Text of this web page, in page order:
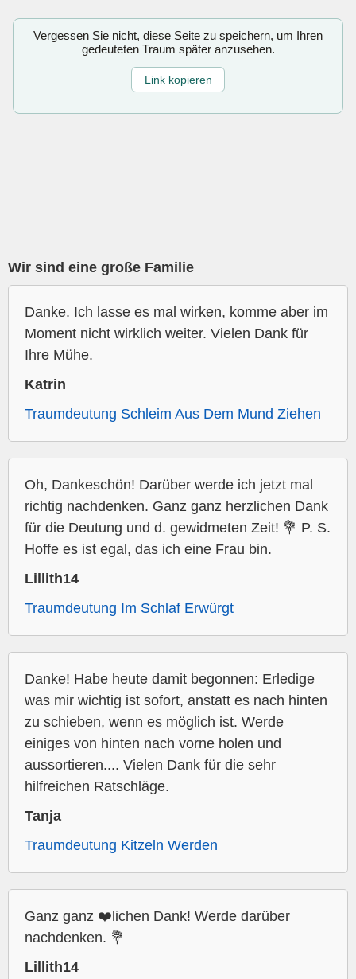
Vergessen Sie nicht, diese Seite zu speichern, um Ihren
gedeuteten Traum später anzusehen.
Link kopieren
Wir sind eine große Familie
Danke. Ich lasse es mal wirken, komme aber im
Moment nicht wirklich weiter. Vielen Dank für
Ihre Mühe.
Katrin
Traumdeutung Schleim Aus Dem Mund Ziehen
Oh, Dankeschön! Darüber werde ich jetzt mal
richtig nachdenken. Ganz ganz herzlichen Dank
für die Deutung und d. gewidmeten Zeit! 💐 P. S.
Hoffe es ist egal, das ich eine Frau bin.
Lillith14
Traumdeutung Im Schlaf Erwürgt
Danke! Habe heute damit begonnen: Erledige
was mir wichtig ist sofort, anstatt es nach hinten
zu schieben, wenn es möglich ist. Werde
einiges von hinten nach vorne holen und
aussortieren.... Vielen Dank für die sehr
hilfreichen Ratschläge.
Tanja
Traumdeutung Kitzeln Werden
Ganz ganz ❤️lichen Dank! Werde darüber
nachdenken. 💐
Lillith14